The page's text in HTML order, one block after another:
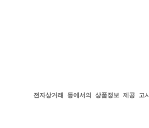
전자상거래 등에서의 상품정보 제공 고시